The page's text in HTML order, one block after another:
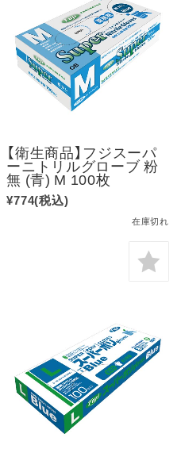
【衛生商品】フジスーパ
ーニトリルグローブ 粉
無 (青) M 100枚
¥774(税込)
在庫切れ